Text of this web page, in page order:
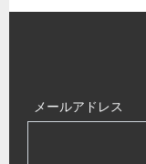
メールアドレス